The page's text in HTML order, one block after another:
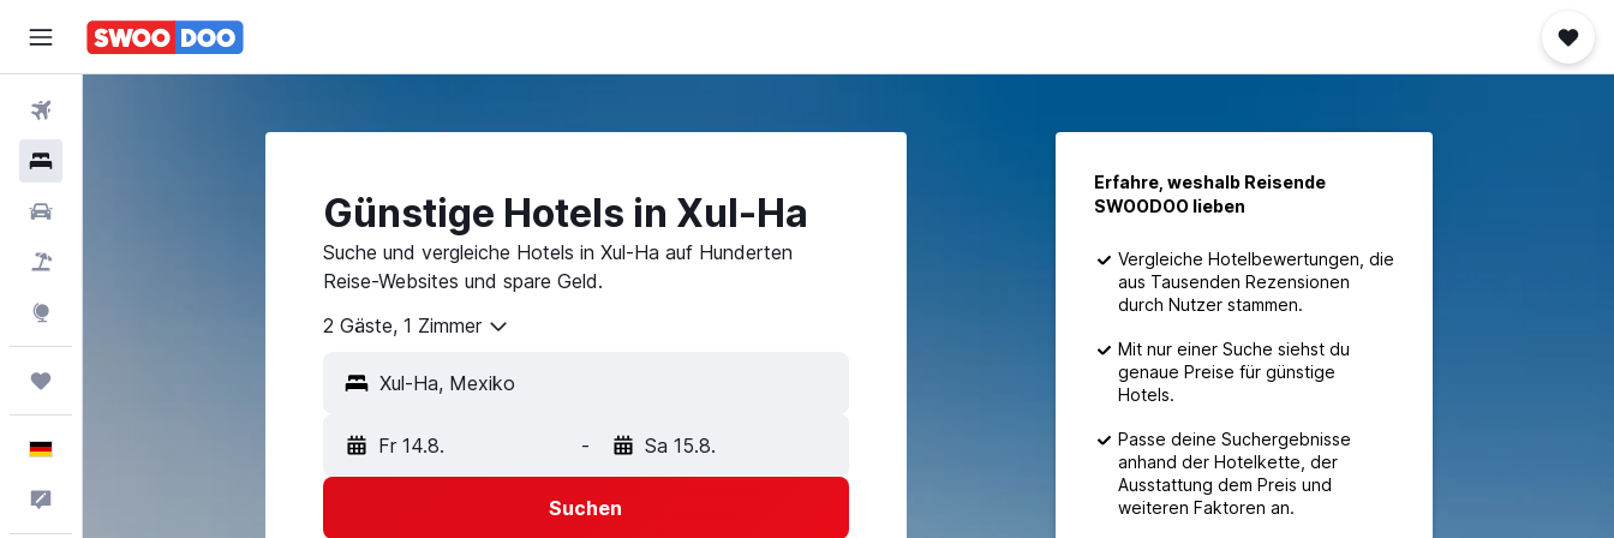
Günstige Hotels in Xul-Ha
Suche und vergleiche Hotels in Xul-Ha auf Hunderten
Reise-Websites und spare Geld.
2 Gäste, 1 Zimmer
Fr 14.8. - Sa 15.8.
Suchen
Erfahre, weshalb Reisende
SWOODOO lieben
Vergleiche Hotelbewertungen, die
aus Tausenden Rezensionen
durch Nutzer stammen.
Mit nur einer Suche siehst du
genaue Preise für günstige
Hotels.
Passe deine Suchergebnisse
anhand der Hotelkette, der
Ausstattung dem Preis und
weiteren Faktoren an.